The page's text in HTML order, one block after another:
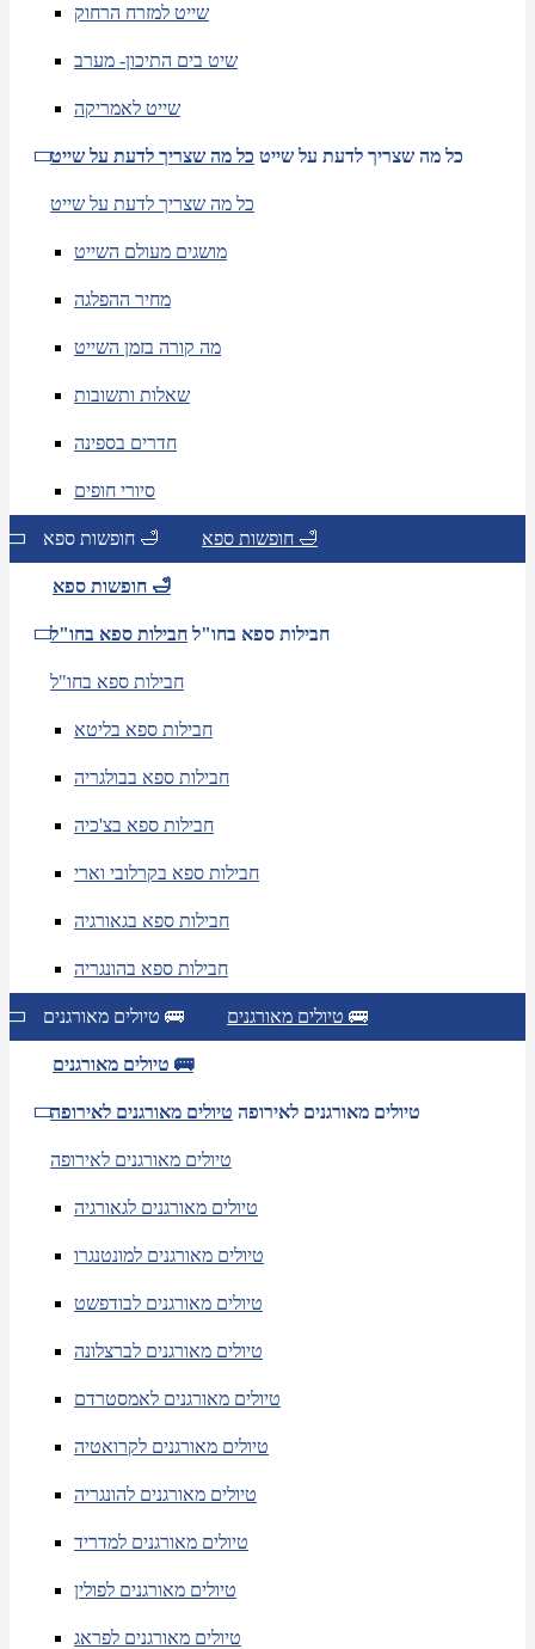
שייט למזרח הרחוק
שיט בים התיכון- מערב
שייט לאמריקה
כל מה שצריך לדעת על שייט כל מה שצריך לדעת על שייט
כל מה שצריך לדעת על שייט
מושגים מעולם השייט
מחיר ההפלגה
מה קורה בזמן השייט
שאלות ותשובות
חדרים בספינה
סיורי חופים
חופשות ספא 🛁 חופשות ספא 🛁
חופשות ספא 🛁
חבילות ספא בחו"ל חבילות ספא בחו"ל
חבילות ספא בחו"ל
חבילות ספא בליטא
חבילות ספא בבולגריה
חבילות ספא בצ'כיה
חבילות ספא בקרלובי וארי
חבילות ספא בגאורגיה
חבילות ספא בהונגריה
טיולים מאורגנים 🚌 טיולים מאורגנים 🚌
טיולים מאורגנים 🚌
טיולים מאורגנים לאירופה טיולים מאורגנים לאירופה
טיולים מאורגנים לאירופה
טיולים מאורגנים לגאורגיה
טיולים מאורגנים למונטנגרו
טיולים מאורגנים לבודפשט
טיולים מאורגנים לברצלונה
טיולים מאורגנים לאמסטרדם
טיולים מאורגנים לקרואטיה
טיולים מאורגנים להונגריה
טיולים מאורגנים למדריד
טיולים מאורגנים לפולין
טיולים מאורגנים לפראג